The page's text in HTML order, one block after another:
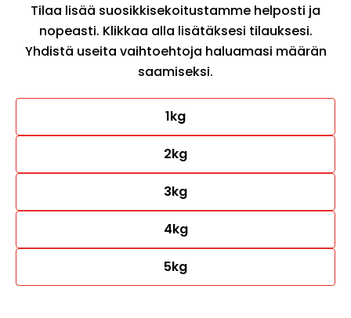
Tilaa lisää suosikkisekoitustamme helposti ja
nopeasti. Klikkaa alla lisätäksesi tilauksesi.
Yhdistä useita vaihtoehtoja haluamasi määrän
saamiseksi.
1kg
2kg
3kg
4kg
5kg